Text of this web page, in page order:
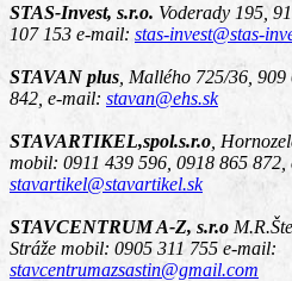
STAS-Invest, s.r.o. Voderady 195,
107 153 e-mail: stas-invest@stas-
STAVAN plus Mallého 725/36, 909
842, e-mail: stavan@ehs.sk
STAVARTIKEL,spol.s.r.o
mobil: 0911 439 596, 0918 865 872,
stavartikel@stavartikel.sk
STAVCENTRUM A-Z, s.r.o
Stráže mobil: 0905 311 755 e-mail:
stavcentrumazsastin@gmail.com